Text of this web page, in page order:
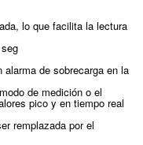
lo que facilita la lectura
de sobrecarga en la
de medición o el
pico y en tiempo real
remplazada por el